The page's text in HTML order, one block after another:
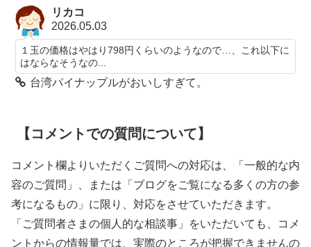
リカコ
2026.05.03
１玉の価格はやはり798円くらいのようなので…、これ以下に
はならなそうなの...
台湾パイナップルがおいしすぎて。
【コメントでの質問について】
コメント欄よりいただくご質問への対応は、「一般的な内
容のご質問」、または「ブログをご覧になる多くの方の参
考になるもの」に限り、対応をさせていただきます。
「ご質問者さまの個人的な相談事」をいただいても、コメ
ントからの情報量では、実際のところが把握できませんの